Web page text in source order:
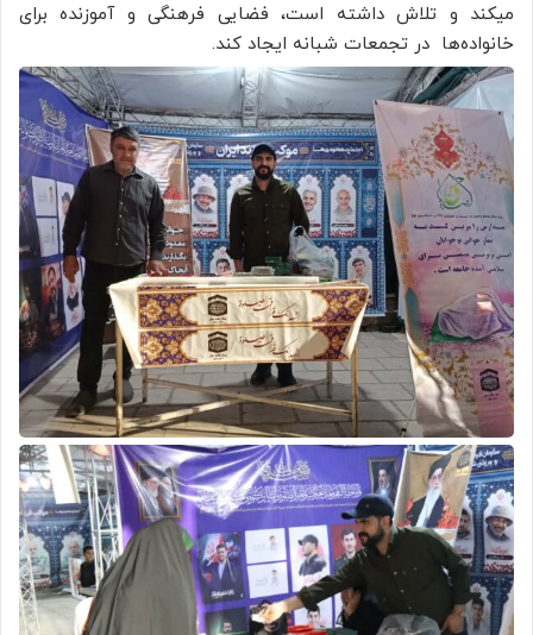
میکند و تلاش داشته‌ است، فضایی فرهنگی و آموزنده برای
خانواده‌ها در تجمعات شبانه ایجاد کند.